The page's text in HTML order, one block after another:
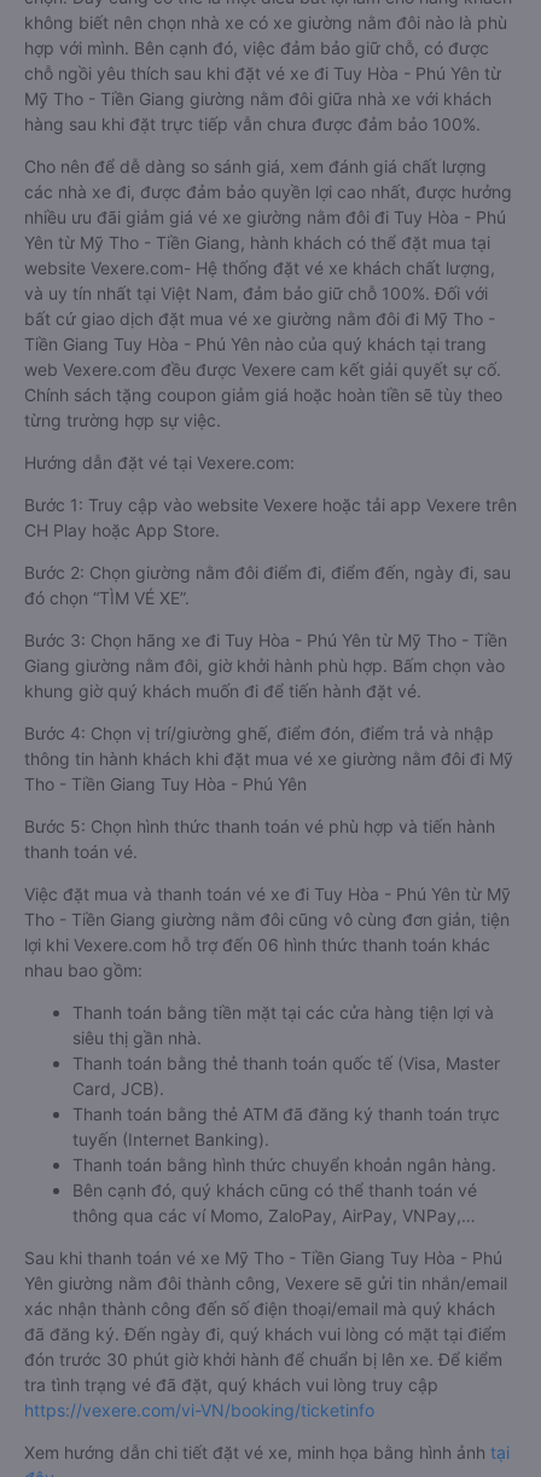
không biết nên chọn nhà xe có xe giường nằm đôi nào là phù
hợp với mình. Bên cạnh đó, việc đảm bảo giữ chỗ, có được
chỗ ngồi yêu thích sau khi đặt vé xe đi Tuy Hòa - Phú Yên từ
Mỹ Tho - Tiền Giang giường nằm đôi giữa nhà xe với khách
hàng sau khi đặt trực tiếp vẫn chưa được đảm bảo 100%.
Cho nên để dễ dàng so sánh giá, xem đánh giá chất lượng
các nhà xe đi, được đảm bảo quyền lợi cao nhất, được hưởng
nhiều ưu đãi giảm giá vé xe giường nằm đôi đi Tuy Hòa - Phú
Yên từ Mỹ Tho - Tiền Giang, hành khách có thể đặt mua tại
website Vexere.com- Hệ thống đặt vé xe khách chất lượng,
và uy tín nhất tại Việt Nam, đảm bảo giữ chỗ 100%. Đối với
bất cứ giao dịch đặt mua vé xe giường nằm đôi đi Mỹ Tho -
Tiền Giang Tuy Hòa - Phú Yên nào của quý khách tại trang
web Vexere.com đều được Vexere cam kết giải quyết sự cố.
Chính sách tặng coupon giảm giá hoặc hoàn tiền sẽ tùy theo
từng trường hợp sự việc.
Hướng dẫn đặt vé tại Vexere.com:
Bước 1: Truy cập vào website Vexere hoặc tải app Vexere trên
CH Play hoặc App Store.
Bước 2: Chọn giường nằm đôi điểm đi, điểm đến, ngày đi, sau
đó chọn “TÌM VÉ XE”.
Bước 3: Chọn hãng xe đi Tuy Hòa - Phú Yên từ Mỹ Tho - Tiền
Giang giường nằm đôi, giờ khởi hành phù hợp. Bấm chọn vào
khung giờ quý khách muốn đi để tiến hành đặt vé.
Bước 4: Chọn vị trí/giường ghế, điểm đón, điểm trả và nhập
thông tin hành khách khi đặt mua vé xe giường nằm đôi đi Mỹ
Tho - Tiền Giang Tuy Hòa - Phú Yên
Bước 5: Chọn hình thức thanh toán vé phù hợp và tiến hành
thanh toán vé.
Việc đặt mua và thanh toán vé xe đi Tuy Hòa - Phú Yên từ Mỹ
Tho - Tiền Giang giường nằm đôi cũng vô cùng đơn giản, tiện
lợi khi Vexere.com hỗ trợ đến 06 hình thức thanh toán khác
nhau bao gồm:
Thanh toán bằng tiền mặt tại các cửa hàng tiện lợi và
siêu thị gần nhà.
Thanh toán bằng thẻ thanh toán quốc tế (Visa, Master
Card, JCB).
Thanh toán bằng thẻ ATM đã đăng ký thanh toán trực
tuyến (Internet Banking).
Thanh toán bằng hình thức chuyển khoản ngân hàng.
Bên cạnh đó, quý khách cũng có thể thanh toán vé
thông qua các ví Momo, ZaloPay, AirPay, VNPay,…
Sau khi thanh toán vé xe Mỹ Tho - Tiền Giang Tuy Hòa - Phú
Yên giường nằm đôi thành công, Vexere sẽ gửi tin nhắn/email
xác nhận thành công đến số điện thoại/email mà quý khách
đã đăng ký. Đến ngày đi, quý khách vui lòng có mặt tại điểm
đón trước 30 phút giờ khởi hành để chuẩn bị lên xe. Để kiểm
tra tình trạng vé đã đặt, quý khách vui lòng truy cập
https://vexere.com/vi-VN/booking/ticketinfo
Xem hướng dẫn chi tiết đặt vé xe, minh họa bằng hình ảnh tại